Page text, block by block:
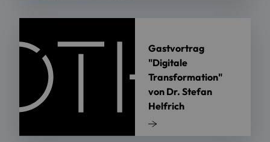
Gastvortrag
"Digitale
Transformation"
von Dr. Stefan
Helfrich